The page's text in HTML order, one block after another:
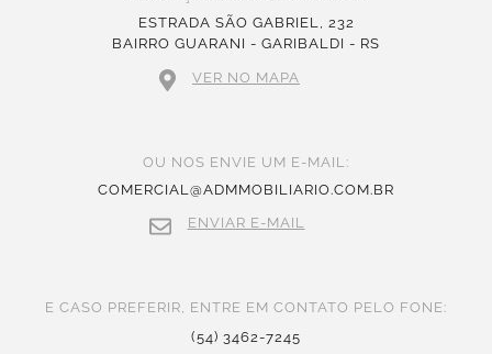
ESTRADA SÃO GABRIEL, 232
BAIRRO GUARANI - GARIBALDI - RS
VER NO MAPA
OU NOS ENVIE UM E-MAIL:
COMERCIAL@ADMMOBILIARIO.COM.BR
ENVIAR E-MAIL
E CASO PREFERIR, ENTRE EM CONTATO PELO FONE:
(54) 3462-7245